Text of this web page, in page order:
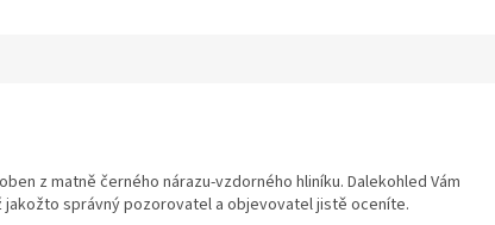
z matně černého nárazu-vzdorného hliníku. Dalekohled Vám
správný pozorovatel a objevovatel jistě oceníte.